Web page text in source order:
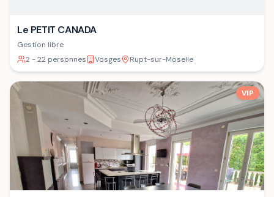
Le PETIT CANADA
Gestion libre
2 - 22 personnes
Vosges Rupt-sur-Moselle
VIP